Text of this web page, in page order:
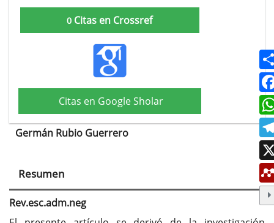
0 Citas en Crossref
Citas en Google Sholar
Contenido
principal
del
artículo
Germán Rubio Guerrero
Resumen
Rev.esc.adm.neg